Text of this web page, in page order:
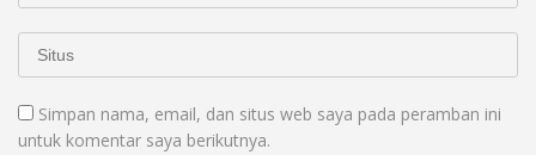
Simpan nama, email, dan situs web saya pada peramban ini
untuk komentar saya berikutnya.